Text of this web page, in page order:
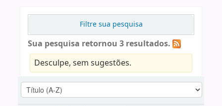
Filtre sua pesquisa
Sua pesquisa retornou 3 resultados.
Desculpe, sem sugestões.